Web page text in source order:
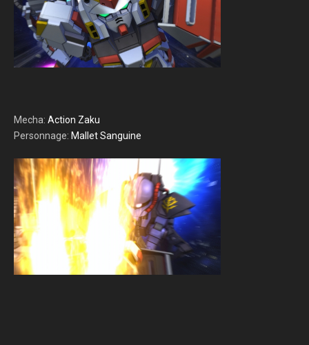
Mecha: Action Zaku
Personnage: Mallet Sanguine